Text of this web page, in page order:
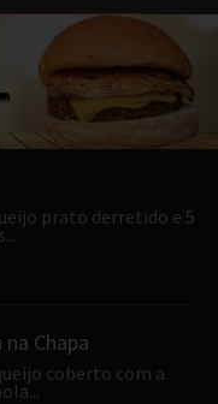
prato derretido e 5
Chapa
coberto com a